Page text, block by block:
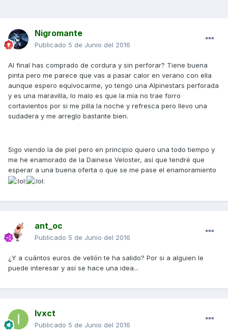
Nigromante
Publicado 5 de Junio del 2016
Al final has comprado de cordura y sin perforar? Tiene buena
pinta pero me parece que vas a pasar calor en verano con ella
aunque espero equivocarme, yo tengo una Alpinestars perforada
y es una maravilla, lo malo es que la mía no trae forro
cortavientos por si me pilla la noche y refresca pero llevo una
sudadera y me arreglo bastante bien.
Sigo viendo la de piel pero en principio quiero una todo tiempo y
me he enamorado de la Dainese Veloster, así que tendré que
esperar a una buena oferta o que se me pase el enamoramiento
ant_oc
Publicado 5 de Junio del 2016
¿Y a cuántos euros de vellón te ha salido? Por si a alguien le
puede interesar y así se hace una idea...
Ivxct
Publicado 5 de Junio del 2016